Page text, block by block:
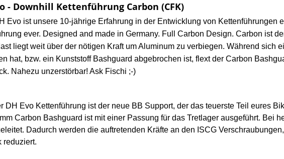
- Downhill Kettenführung Carbon (CFK)
Evo ist unsere 10-jährige Erfahrung in der Entwicklung von Kettenführungen
ever. Designed and made in Germany. Full Carbon Design. Carbon ist
liegt weit über der nötigen Kraft um Aluminum zu verbiegen. Während sich
hat, bzw. ein Kunststoff Bashguard abgebrochen ist, flext der Carbon
Nahezu unzerstörbar! Ask Fischi ;-)
DH Evo Kettenführung ist der neue BB Support, der das teuerste Teil eures
Carbon Bashguard ist mit einer Passung für das Tretlager ausgeführt. Bei
Dadurch werden die auftretenden Kräfte an den ISCG
reduziert.